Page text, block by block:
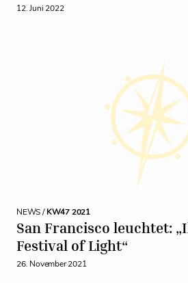
12. Juni 2022
NEWS /KW47 2021
San Francisco leuchtet:
Festival of Light“
26. November 2021